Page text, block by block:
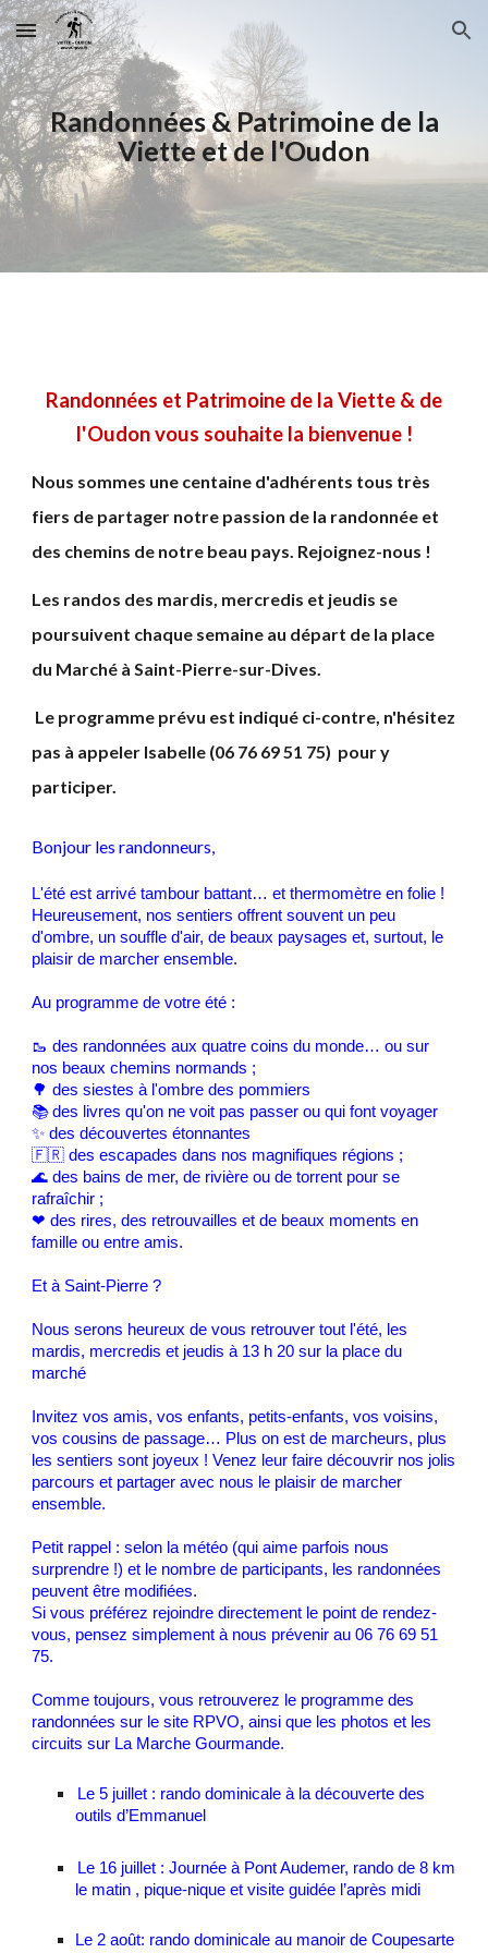
Skip to main content Skip to navigation
Randonnées & Patrimoine de la
Viette et de l'Oudon
Randonnées et Patrimoine de la Viette & de
l'Oudon vous souhaite la bienvenue !
Nous sommes une centaine d'adhérents tous très
fiers de partager notre passion de la randonnée et
des chemins de notre beau pays. Rejoignez-nous !
Les randos des mardis, mercredis et jeudis se
poursuivent chaque semaine au départ de la place
du Marché à Saint-Pierre-sur-Dives.
Le programme prévu est indiqué ci-contre, n'hésitez
pas à appeler Isabelle (06 76 69 51 75) pour y
participer.
Bonjour les randonneurs,
L'été est arrivé tambour battant… et thermomètre en folie !
Heureusement, nos sentiers offrent souvent un peu
d'ombre, un souffle d'air, de beaux paysages et, surtout, le
plaisir de marcher ensemble.
Au programme de votre été :
🥾 des randonnées aux quatre coins du monde… ou sur
nos beaux chemins normands ;
🌳 des siestes à l'ombre des pommiers
📚 des livres qu'on ne voit pas passer ou qui font voyager
✨ des découvertes étonnantes
🇫🇷 des escapades dans nos magnifiques régions ;
🌊 des bains de mer, de rivière ou de torrent pour se
rafraîchir ;
❤ des rires, des retrouvailles et de beaux moments en
famille ou entre amis.
Et à Saint-Pierre ?
Nous serons heureux de vous retrouver tout l'été, les
mardis, mercredis et jeudis à 13 h 20 sur la place du
marché
Invitez vos amis, vos enfants, petits-enfants, vos voisins,
vos cousins de passage… Plus on est de marcheurs, plus
les sentiers sont joyeux ! Venez leur faire découvrir nos jolis
parcours et partager avec nous le plaisir de marcher
ensemble.
Petit rappel : selon la météo (qui aime parfois nous
surprendre !) et le nombre de participants, les randonnées
peuvent être modifiées.
Si vous préférez rejoindre directement le point de rendez-
vous, pensez simplement à nous prévenir au 06 76 69 51
75.
Comme toujours, vous retrouverez le programme des
randonnées sur le site RPVO, ainsi que les photos et les
circuits sur La Marche Gourmande.
Le 5 juillet : rando dominicale à la découverte des
outils d’Emmanuel
Le 16 juillet : Journée à Pont Audemer, rando de 8 km
le matin , pique-nique et visite guidée l’après midi
Le 2 août: rando dominicale au manoir de Coupesarte